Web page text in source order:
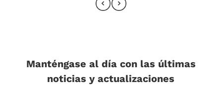
Manténgase al día con las últimas
noticias y actualizaciones